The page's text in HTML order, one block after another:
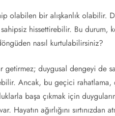
olabilen bir alışkanlık
sahipsiz hissettirebilir. Bu
nasıl kurtulabilirsiniz?
getirmez; duygusal dengeyi de
Ancak, bu geçici rahatlama,
başa çıkmak için
ağırlığını sırtınızdan